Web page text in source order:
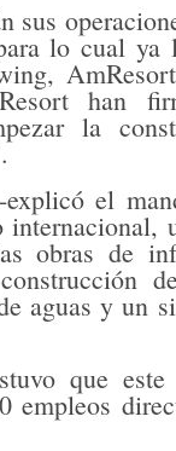
sus
lo cual ya
han
la
el
internacional,
obras de
aguas y un
que
empleos